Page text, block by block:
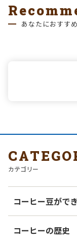
あなたにおすす
カテゴリー
コーヒー豆がで
コーヒーの歴史